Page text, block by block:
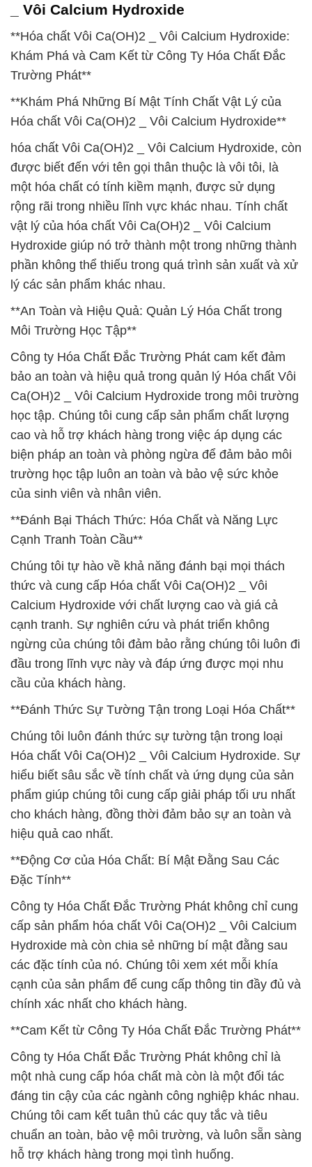
_ Vôi Calcium Hydroxide
**Hóa chất Vôi Ca(OH)2 _ Vôi Calcium Hydroxide:
Khám Phá và Cam Kết từ Công Ty Hóa Chất Đắc
Trường Phát**
**Khám Phá Những Bí Mật Tính Chất Vật Lý của
Hóa chất Vôi Ca(OH)2 _ Vôi Calcium Hydroxide**
hóa chất Vôi Ca(OH)2 _ Vôi Calcium Hydroxide, còn
được biết đến với tên gọi thân thuộc là vôi tôi, là
một hóa chất có tính kiềm mạnh, được sử dụng
rộng rãi trong nhiều lĩnh vực khác nhau. Tính chất
vật lý của hóa chất Vôi Ca(OH)2 _ Vôi Calcium
Hydroxide giúp nó trở thành một trong những thành
phần không thể thiếu trong quá trình sản xuất và xử
lý các sản phẩm khác nhau.
**An Toàn và Hiệu Quả: Quản Lý Hóa Chất trong
Môi Trường Học Tập**
Công ty Hóa Chất Đắc Trường Phát cam kết đảm
bảo an toàn và hiệu quả trong quản lý Hóa chất Vôi
Ca(OH)2 _ Vôi Calcium Hydroxide trong môi trường
học tập. Chúng tôi cung cấp sản phẩm chất lượng
cao và hỗ trợ khách hàng trong việc áp dụng các
biện pháp an toàn và phòng ngừa để đảm bảo môi
trường học tập luôn an toàn và bảo vệ sức khỏe
của sinh viên và nhân viên.
**Đánh Bại Thách Thức: Hóa Chất và Năng Lực
Cạnh Tranh Toàn Cầu**
Chúng tôi tự hào về khả năng đánh bại mọi thách
thức và cung cấp Hóa chất Vôi Ca(OH)2 _ Vôi
Calcium Hydroxide với chất lượng cao và giá cả
cạnh tranh. Sự nghiên cứu và phát triển không
ngừng của chúng tôi đảm bảo rằng chúng tôi luôn đi
đầu trong lĩnh vực này và đáp ứng được mọi nhu
cầu của khách hàng.
**Đánh Thức Sự Tường Tận trong Loại Hóa Chất**
Chúng tôi luôn đánh thức sự tường tận trong loại
Hóa chất Vôi Ca(OH)2 _ Vôi Calcium Hydroxide. Sự
hiểu biết sâu sắc về tính chất và ứng dụng của sản
phẩm giúp chúng tôi cung cấp giải pháp tối ưu nhất
cho khách hàng, đồng thời đảm bảo sự an toàn và
hiệu quả cao nhất.
**Động Cơ của Hóa Chất: Bí Mật Đằng Sau Các
Đặc Tính**
Công ty Hóa Chất Đắc Trường Phát không chỉ cung
cấp sản phẩm hóa chất Vôi Ca(OH)2 _ Vôi Calcium
Hydroxide mà còn chia sẻ những bí mật đằng sau
các đặc tính của nó. Chúng tôi xem xét mỗi khía
cạnh của sản phẩm để cung cấp thông tin đầy đủ và
chính xác nhất cho khách hàng.
**Cam Kết từ Công Ty Hóa Chất Đắc Trường Phát**
Công ty Hóa Chất Đắc Trường Phát không chỉ là
một nhà cung cấp hóa chất mà còn là một đối tác
đáng tin cậy của các ngành công nghiệp khác nhau.
Chúng tôi cam kết tuân thủ các quy tắc và tiêu
chuẩn an toàn, bảo vệ môi trường, và luôn sẵn sàng
hỗ trợ khách hàng trong mọi tình huống.